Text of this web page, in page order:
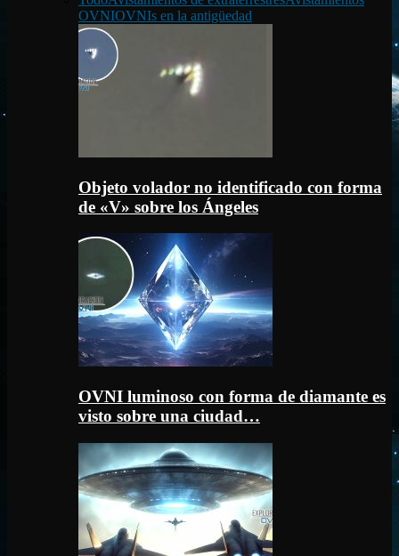
OVNIOVNIs en la antigüedad
Objeto volador no identificado con forma
de «V» sobre los Ángeles
OVNI luminoso con forma de diamante es
visto sobre una ciudad…